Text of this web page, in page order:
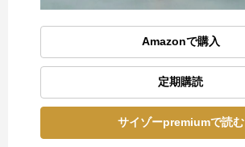
Amazonで購入
定期購読
サイゾーpremiumで読む